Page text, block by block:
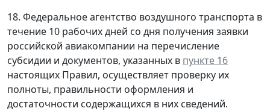
18. Федеральное агентство воздушного транспорта в
течение 10 рабочих дней со дня получения заявки
российской авиакомпании на перечисление
субсидии и документов, указанных в пункте 16
настоящих Правил, осуществляет проверку их
полноты, правильности оформления и
достаточности содержащихся в них сведений.